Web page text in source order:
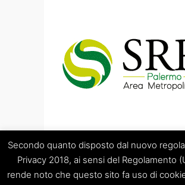
Secondo quanto disposto dal nuovo
Privacy 2018, ai sensi del Regolamento
rende noto che questo sito fa uso di